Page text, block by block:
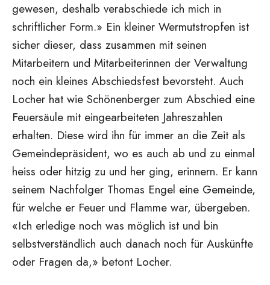
gewesen, deshalb verabschiede ich mich in
schriftlicher Form.» Ein kleiner Wermutstropfen ist
sicher dieser, dass zusammen mit seinen
Mitarbeitern und Mitarbeiterinnen der Verwaltung
noch ein kleines Abschiedsfest bevorsteht. Auch
Locher hat wie Schönenberger zum Abschied eine
Feuersäule mit eingearbeiteten Jahreszahlen
erhalten. Diese wird ihn für immer an die Zeit als
Gemeindepräsident, wo es auch ab und zu einmal
heiss oder hitzig zu und her ging, erinnern. Er kann
seinem Nachfolger Thomas Engel eine Gemeinde,
für welche er Feuer und Flamme war, übergeben.
«Ich erledige noch was möglich ist und bin
selbstverständlich auch danach noch für Auskünfte
oder Fragen da,» betont Locher.